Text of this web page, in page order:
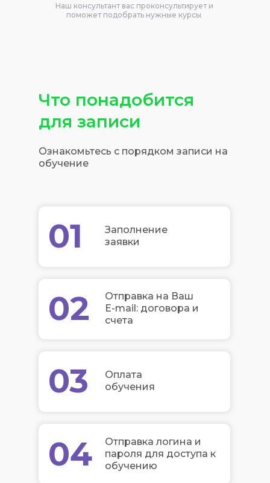
Наш консультант вас проконсультирует и
поможет подобрать нужные курсы
Что понадобится
для записи
Ознакомьтесь с порядком записи на
обучение
01
02
03
04
Заполнение
заявки
Отправка на Ваш
E-mail: договора и
счета
Оплата
обучения
Отправка логина и
пароля для доступа к
обучению